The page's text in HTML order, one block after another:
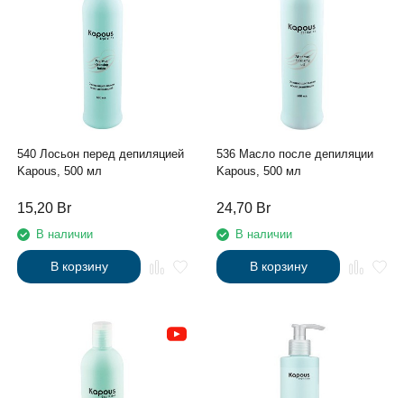
540 Лосьон перед депиляцией
Kapous, 500 мл
15,20 Br
В наличии
В корзину
536 Масло после депиляции
Kapous, 500 мл
24,70 Br
В наличии
В корзину